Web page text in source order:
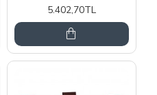
5.402,70TL